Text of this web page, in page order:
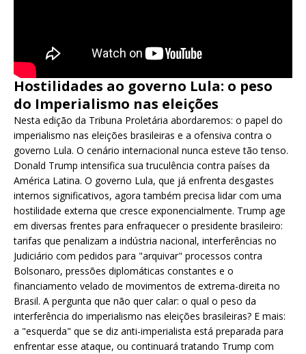
Hostilidades ao governo Lula: o peso
do Imperialismo nas eleições
Nesta edição da Tribuna Proletária abordaremos: o papel do
imperialismo nas eleições brasileiras e a ofensiva contra o
governo Lula. O cenário internacional nunca esteve tão tenso.
Donald Trump intensifica sua truculência contra países da
América Latina. O governo Lula, que já enfrenta desgastes
internos significativos, agora também precisa lidar com uma
hostilidade externa que cresce exponencialmente. Trump age
em diversas frentes para enfraquecer o presidente brasileiro:
tarifas que penalizam a indústria nacional, interferências no
Judiciário com pedidos para "arquivar" processos contra
Bolsonaro, pressões diplomáticas constantes e o
financiamento velado de movimentos de extrema-direita no
Brasil. A pergunta que não quer calar: o qual o peso da
interferência do imperialismo nas eleições brasileiras? E mais:
a "esquerda" que se diz anti-imperialista está preparada para
enfrentar esse ataque, ou continuará tratando Trump com